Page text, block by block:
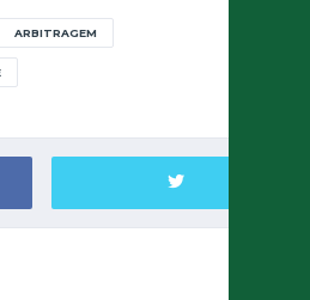
ARBITRAGEM